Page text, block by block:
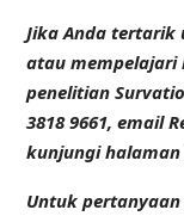
Jika Anda
atau mempelajari
penelitian
3818 9661, email
kunjungi
Untuk pertanyaan